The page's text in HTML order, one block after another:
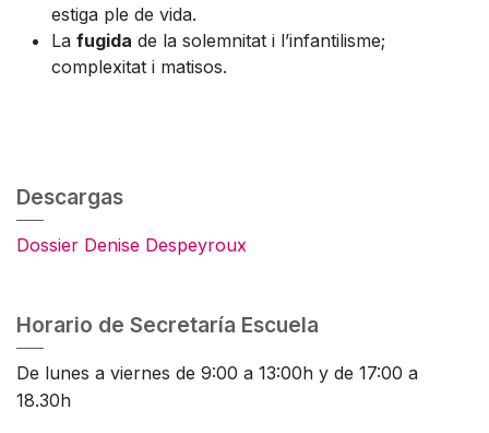
estiga ple de vida.
La fugida de la solemnitat i l’infantilisme;
complexitat i matisos.
Descargas
Dossier Denise Despeyroux
Horario de Secretaría Escuela
De lunes a viernes de 9:00 a 13:00h y de 17:00 a
18.30h